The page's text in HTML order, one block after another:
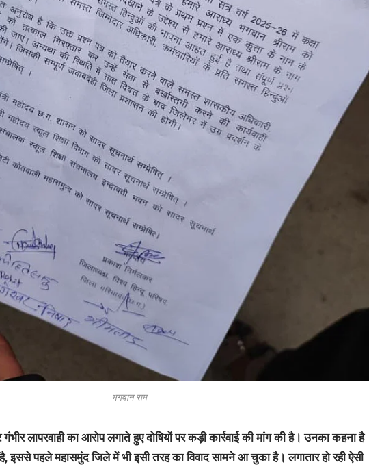
भगवान राम
गंभीर लापरवाही का आरोप लगाते हुए दोषियों पर कड़ी कार्रवाई की मांग की है। उनका कहना है
इससे पहले महासमुंद जिले में भी इसी तरह का विवाद सामने आ चुका है। लगातार हो रही ऐसी